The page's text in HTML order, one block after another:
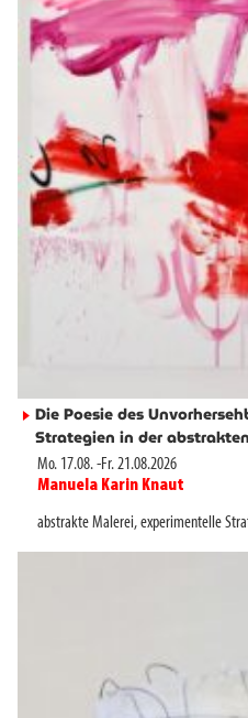
► Die Poesie des
Strategien in der
Mo. 17.08.-Fr. 21.08.2026
Manuela Karin Knaut
abstrakte Malerei,experimentelle